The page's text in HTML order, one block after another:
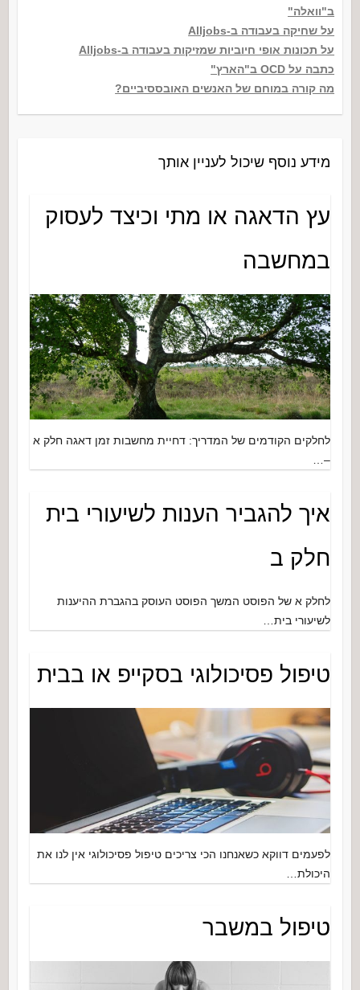
ב"וואלה"
על שחיקה בעבודה ב-Alljobs
על תכונות אופי חיוביות שמזיקות בעבודה ב-Alljobs
כתבה על OCD ב"הארץ"
מה קורה במוחם של האנשים האובססיביים?
מידע נוסף שיכול לעניין אותך
עץ הדאגה או מתי וכיצד לעסוק
במחשבה
לחלקים הקודמים של המדריך: דחיית מחשבות זמן דאגה חלק א
–…
איך להגביר הענות לשיעורי בית
חלק ב
לחלק א של הפוסט המשך הפוסט העוסק בהגברת ההיענות
לשיעורי בית…
טיפול פסיכולוגי בסקייפ או בבית
לפעמים דווקא כשאנחנו הכי צריכים טיפול פסיכולוגי אין לנו את
היכולת…
טיפול במשבר